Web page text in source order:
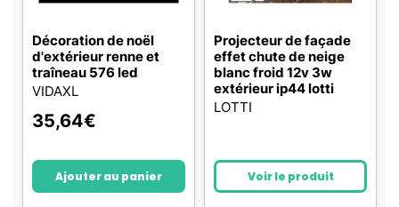
Décoration de noël
d'extérieur renne et
traîneau 576 led
VIDAXL
35,64€
Ajouter au panier
Projecteur de façade
effet chute de neige
blanc froid 12v 3w
extérieur ip44 lotti
LOTTI
Voir le produit